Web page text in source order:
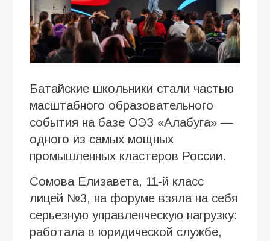
Батайские школьники стали частью
масштабного образовательного
события на базе ОЭЗ «Алабуга» —
одного из самых мощных
промышленных кластеров России.
Сомова Елизавета, 11-й класс
лицей №3, на форуме взяла на себя
серьезную управленческую нагрузку:
работала в юридической службе,